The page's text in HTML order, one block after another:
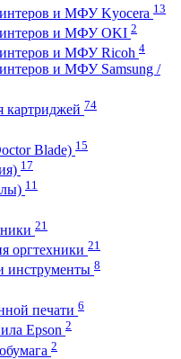
и МФУ Kyocera 13
и МФУ OKI 2
и МФУ Ricoh 4
и МФУ Samsung /
картриджей 74
Blade) 15
17
11
21
оргтехники 21
инструменты 8
печати 6
Epson 2
2